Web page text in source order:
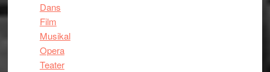
Dans
Film
Musikal
Opera
Teater